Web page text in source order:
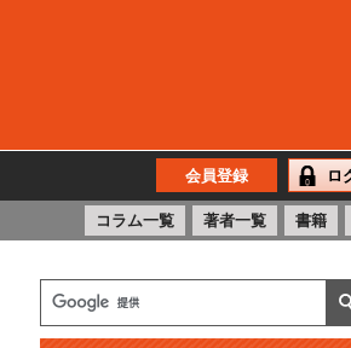
会員登録 ロ
コラム一覧 著者一覧 書籍